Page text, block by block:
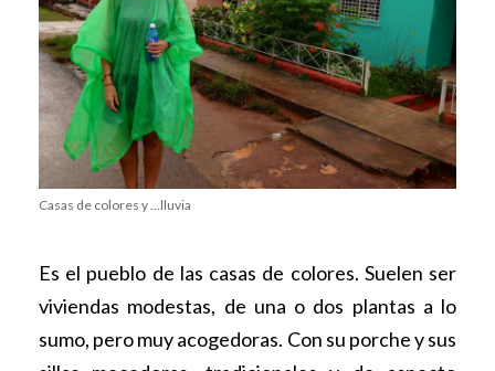
Casas de colores y …lluvia
Es el pueblo de las casas de colores. Suelen ser
viviendas modestas, de una o dos plantas a lo
sumo, pero muy acogedoras. Con su porche y sus